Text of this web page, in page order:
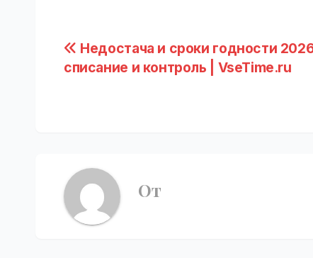
Навигация
по
Недостача и сроки годности
списание и контроль | VseTime.ru
От